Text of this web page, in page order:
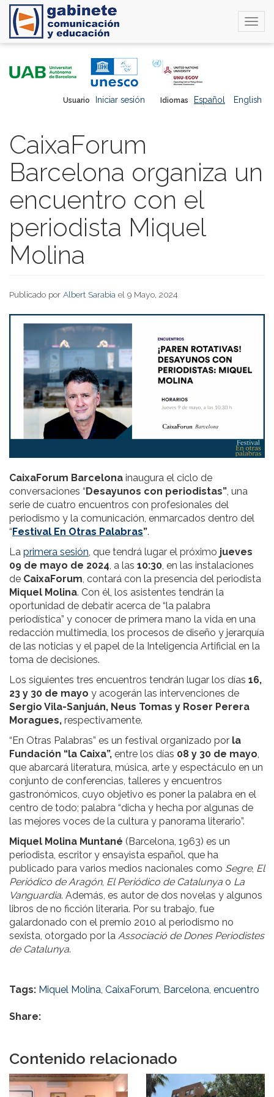
Idiomas Español English
Usuario Iniciar sesión
CaixaForum
Barcelona organiza un
encuentro con el
periodista Miquel
Molina
Publicado por Albert Sarabia el 9 Mayo, 2024
CaixaForum Barcelona inaugura el ciclo de
conversaciones “ Desayunos con periodistas”, una
serie de cuatro encuentros con profesionales del
periodismo y la comunicación, enmarcados dentro del
“ Festival En Otras Palabras”.
La primera sesión, que tendrá lugar el próximo jueves
09 de mayo de 2024, a las 10:30, en las instalaciones
de CaixaForum, contará con la presencia del periodista
Miquel Molina. Con él, los asistentes tendrán la
oportunidad de debatir acerca de “la palabra
periodística” y conocer de primera mano la vida en una
redacción multimedia, los procesos de diseño y jerarquía
de las noticias y el papel de la Inteligencia Artificial en la
toma de decisiones.
Los siguientes tres encuentros tendrán lugar los días 16,
23 y 30 de mayo y acogerán las intervenciones de
Sergio Vila-Sanjuán, Neus Tomas y Roser Perera
Moragues, respectivamente.
“En Otras Palabras” es un festival organizado por la
Fundación “la Caixa”, entre los días 08 y 30 de mayo,
que abarcará literatura, música, arte y espectáculo en un
conjunto de conferencias, talleres y encuentros
gastronómicos, cuyo objetivo es poner la palabra en el
centro de todo; palabra “dicha y hecha por algunas de
las mejores voces de la cultura y panorama literario”.
Miquel Molina Muntané (Barcelona, 1963) es un
periodista, escritor y ensayista español, que ha
publicado para varios medios nacionales como Segre, El
Periódico de Aragón, El Periódico de Catalunya o La
Vanguardia. Además, es autor de dos novelas y algunos
libros de no ficción literaria. Por su trabajo, fue
galardonado con el premio 2010 al periodismo no
sexista, otorgado por la Associació de Dones Periodistes
de Catalunya.
Tags: Miquel Molina, CaixaForum, Barcelona, encuentro
Share:
Contenido relacionado